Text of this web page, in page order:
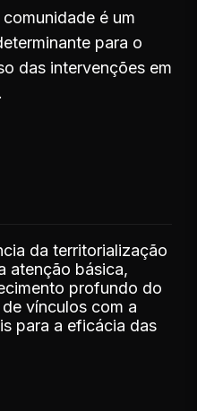
é um
para o
das intervenções em
da territorialização
atenção básica,
profundo do
vínculos com a
para a eficácia das